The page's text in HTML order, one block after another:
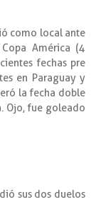
como local ante
América (4
fechas pre
en Paraguay y
la fecha doble
Ojo, fue goleado
sus dos duelos